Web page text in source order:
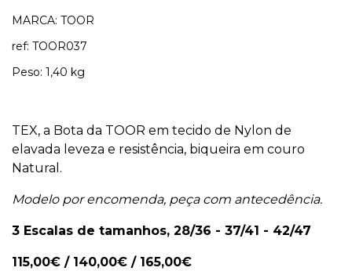
MARCA: TOOR
ref: TOOR037
Peso: 1,40 kg
TEX, a Bota da TOOR em tecido de Nylon de
elavada leveza e resistência, biqueira em couro
Natural.
Modelo por encomenda, peça com antecedência.
3 Escalas de tamanhos, 28/36 - 37/41 - 42/47
115,00€ / 140,00€ / 165,00€